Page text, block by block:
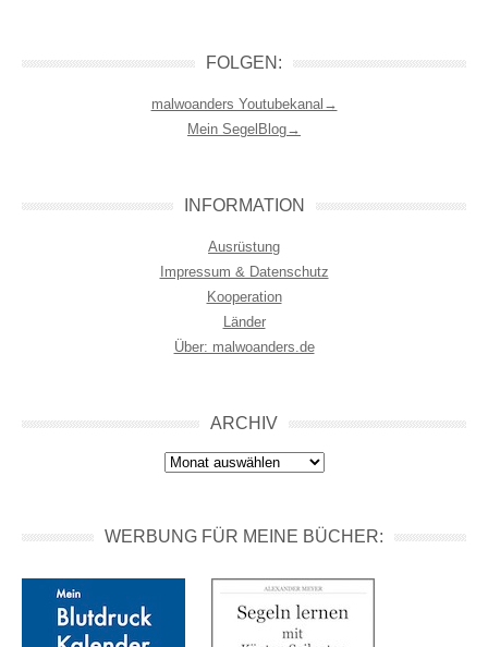
FOLGEN:
malwoanders Youtubekanal→
Mein SegelBlog→
INFORMATION
Ausrüstung
Impressum & Datenschutz
Kooperation
Länder
Über: malwoanders.de
ARCHIV
Archiv
WERBUNG FÜR MEINE BÜCHER: